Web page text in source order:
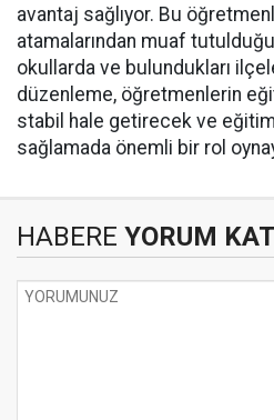
avantaj sağlıyor. Bu
atamalarından muaf
okullarda ve bulundukları
düzenleme, öğretmenlerin
stabil hale getirecek ve
sağlamada önemli bir rol
HABERE YORUM KAT